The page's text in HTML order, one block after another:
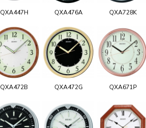
QXA447H QXA476A QXA728K
QXA472B QXA472G QXA671P